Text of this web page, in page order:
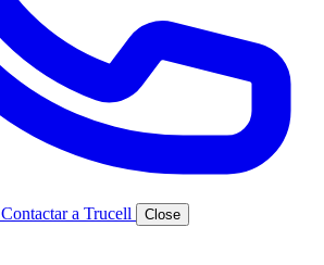
Contactar a Trucell Close